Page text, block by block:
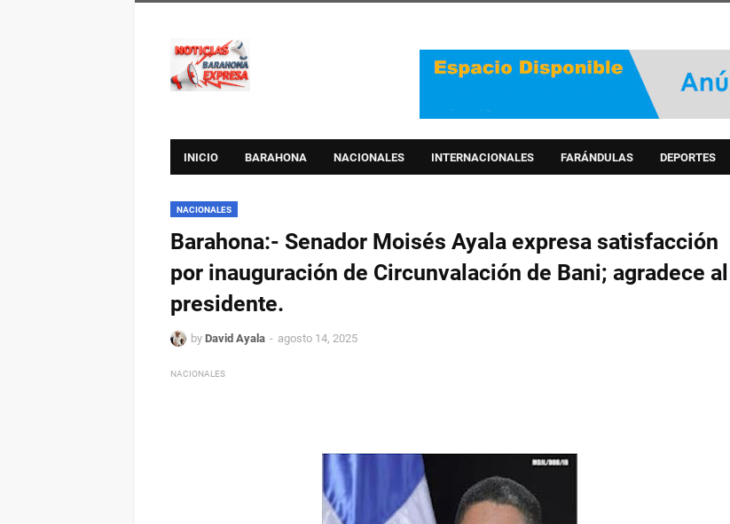
INICIO BARAHONA NACIONALES INTERNACIONALES FARÁNDULAS DEPORTES
NACIONALES
Barahona:- Senador Moisés Ayala expresa satisfacción
por inauguración de Circunvalación de Bani; agradece al
presidente.
by David Ayala agosto 14, 2025
NACIONALES